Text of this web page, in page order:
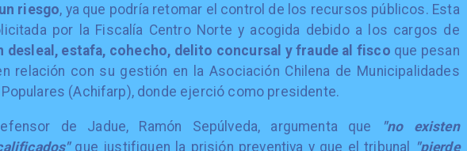
riesgo, ya que podría retomar el control de los recursos públicos. Esta
por la Fiscalía Centro Norte y acogida debido a los cargos de
desleal, estafa, cohecho, delito concursal y fraude al fisco que pesan
relación con su gestión en la Asociación Chilena de Municipalidades
(Achifarp), donde ejerció como presidente.
de Jadue, Ramón Sepúlveda, argumenta que
"no existen
que justifiquen la prisión preventiva y que el tribunal
"pierde